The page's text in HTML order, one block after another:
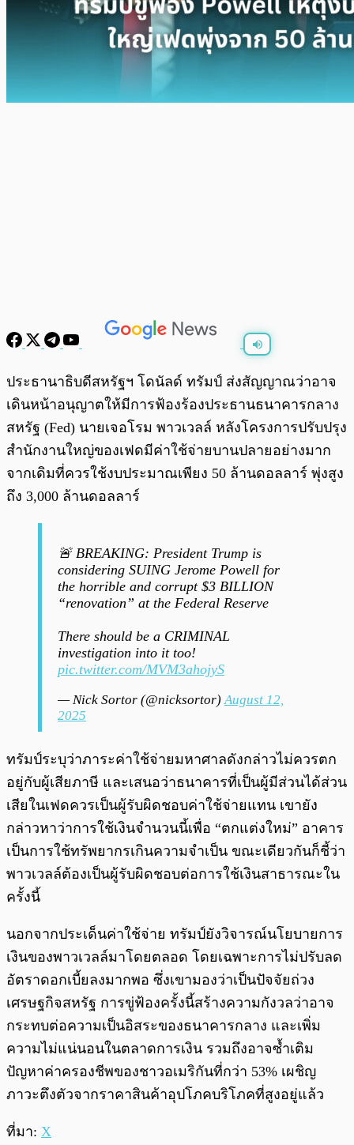
พร้อมเล่น 0:00
ประธานาธิบดีสหรัฐฯ โดนัลด์ ทรัมป์ ส่งสัญญาณว่าอาจ
เดินหน้าอนุญาตให้มีการฟ้องร้องประธานธนาคารกลาง
สหรัฐ (Fed) นายเจอโรม พาวเวลล์ หลังโครงการปรับปรุง
สำนักงานใหญ่ของเฟดมีค่าใช้จ่ายบานปลายอย่างมาก
จากเดิมที่ควรใช้งบประมาณเพียง 50 ล้านดอลลาร์ พุ่งสูง
ถึง 3,000 ล้านดอลลาร์
🚨 BREAKING: President Trump is
considering SUING Jerome Powell for
the horrible and corrupt $3 BILLION
“renovation” at the Federal Reserve
There should be a CRIMINAL
investigation into it too!
pic.twitter.com/MVM3ahojyS
— Nick Sortor (@nicksortor)August 12,
2025
ทรัมป์ระบุว่าภาระค่าใช้จ่ายมหาศาลดังกล่าวไม่ควรตก
อยู่กับผู้เสียภาษี และเสนอว่าธนาคารที่เป็นผู้มีส่วนได้ส่วน
เสียในเฟดควรเป็นผู้รับผิดชอบค่าใช้จ่ายแทน เขายัง
กล่าวหาว่าการใช้เงินจำนวนนี้เพื่อ “ตกแต่งใหม่” อาคาร
เป็นการใช้ทรัพยากรเกินความจำเป็น ขณะเดียวกันก็ชี้ว่า
พาวเวลล์ต้องเป็นผู้รับผิดชอบต่อการใช้เงินสาธารณะใน
ครั้งนี้
นอกจากประเด็นค่าใช้จ่าย ทรัมป์ยังวิจารณ์นโยบายการ
เงินของพาวเวลล์มาโดยตลอด โดยเฉพาะการไม่ปรับลด
อัตราดอกเบี้ยลงมากพอ ซึ่งเขามองว่าเป็นปัจจัยถ่วง
เศรษฐกิจสหรัฐ การขู่ฟ้องครั้งนี้สร้างความกังวลว่าอาจ
กระทบต่อความเป็นอิสระของธนาคารกลาง และเพิ่ม
ความไม่แน่นอนในตลาดการเงิน รวมถึงอาจซ้ำเติม
ปัญหาค่าครองชีพของชาวอเมริกันที่กว่า 53% เผชิญ
ภาวะตึงตัวจากราคาสินค้าอุปโภคบริโภคที่สูงอยู่แล้ว
ที่มา: X